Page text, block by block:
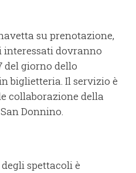
su prenotazione,
interessati dovranno
del giorno dello
biglietteria. Il servizio è
collaborazione della
Donnino.
spettacoli è